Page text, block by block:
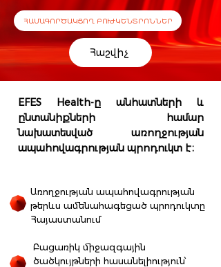
ՀԱՄԱԳՈՐԾԱԿՑՈՂ ԲՈՒԺԿԵՆՏՐՈՆՆԵՐ
Հաշվիչ
EFES Health-ը անհատների և
ընտանիքների համար
նախատեսված առողջության
ապահովագրության պրոդուկտ է։
Առողջության ապահովագրության
թերևս ամենահագեցած պրոդուկտը
Հայաստանում
Բացառիկ միջազգային
ծածկույթների հասանելիություն՝